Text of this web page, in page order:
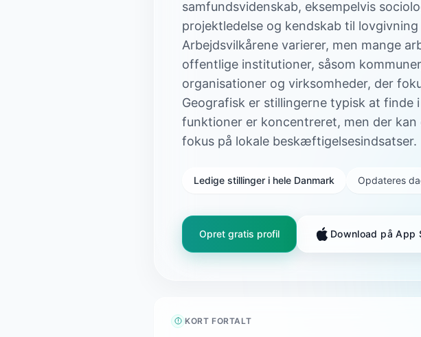
samfundsvidenskab, eksempelvis
projektledelse og kendskab til
Arbejdsvilkårene varierer, men mange
offentlige institutioner, såsom
organisationer og virksomheder, der
Geografisk er stillingerne typisk at
funktioner er koncentreret, men der
fokus på lokale beskæftigelsesindsatser.
Ledige stillinger i hele Danmark Opdateres
Opret gratis profil Download på App
KORT FORTALT